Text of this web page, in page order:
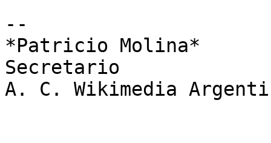
--
*Patricio Molina*
Secretario
A. C. Wikimedia